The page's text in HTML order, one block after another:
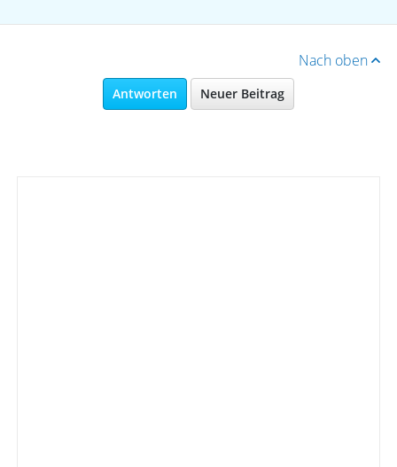
Nach oben
Antworten Neuer Beitrag